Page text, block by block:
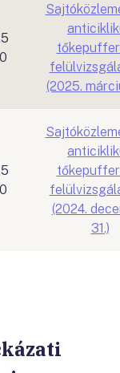
(2025.
(2024.
31.)